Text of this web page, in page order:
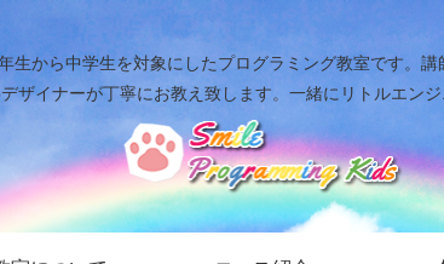
生から中学生を対象にしたプログラミング教室です。
ザイナーが丁寧にお教え致します。一緒にリトルエンジ